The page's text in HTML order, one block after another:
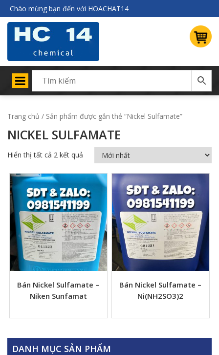
Chào mừng bạn đến với HOACHAT14
Trang chủ / Sản phẩm được gắn thẻ “Nickel Sulfamate”
NICKEL SULFAMATE
Hiển thị tất cả 2 kết quả
Bán Nickel Sulfamate –
Niken Sunfamat
Bán Nickel Sulfamate –
Ni(NH2SO3)2
DANH MỤC SẢN PHẨM